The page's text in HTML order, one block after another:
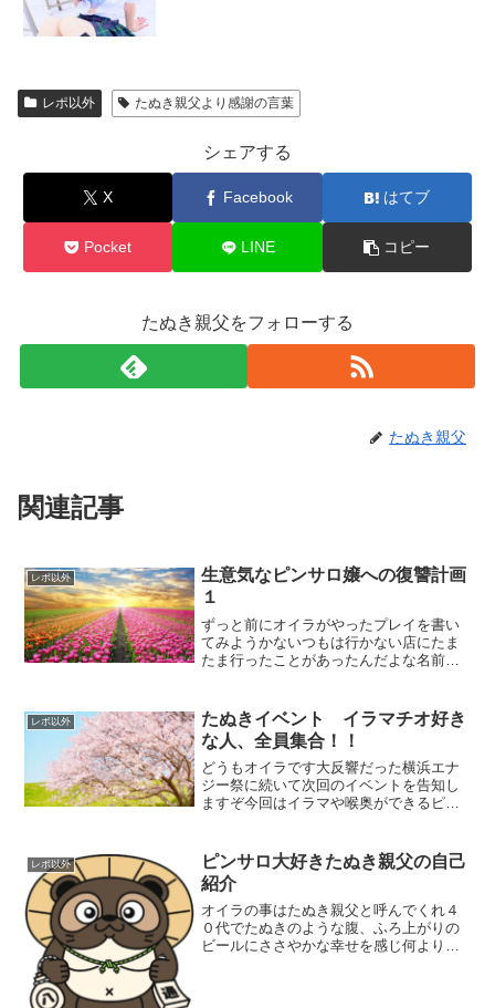
レポ以外 たぬき親父より感謝の言葉
シェアする
X Facebook はてブ
Pocket LINE コピー
たぬき親父をフォローする
たぬき親父
関連記事
レポ以外
生意気なピンサロ嬢への復讐計画
１
ずっと前にオイラがやったプレイを書い
てみようかないつもは行かない店にたま
たま行ったことがあったんだよな名前は
よな期待せずに店に入っていたらさ出勤
している嬢が意外に多くて...
レポ以外
たぬきイベント イラマチオ好き
な人、全員集合！！
どうもオイラです大反響だった横浜エナ
ジー祭に続いて次回のイベントを告知し
ますぞ今回はイラマや喉奥ができるピン
ラマや喉奥についての情報を求める声が
多くてさ同志の中でもイラ...
レポ以外
ピンサロ大好きたぬき親父の自己
紹介
オイラの事はたぬき親父と呼んでくれ４
０代でたぬきのような腹、ふろ上がりの
ビールにささやかな幸せを感じ何より風